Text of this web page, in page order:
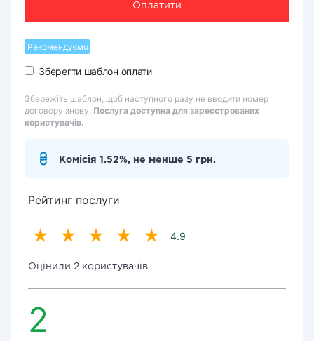
Оплатити
Рекомендуємо
Зберегти шаблон оплати
Збережіть шаблон, щоб наступного разу не вводити номер
договору знову. Послуга доступна для зареєстрованих
користувачів.
Комісія 1.52%, не менше 5 грн.
Рейтинг послуги
4.9
Оцінили 2 користувачів
2